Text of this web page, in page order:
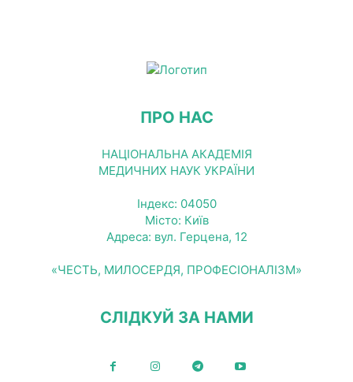
ПРО НАС
НАЦІОНАЛЬНА АКАДЕМІЯ
МЕДИЧНИХ НАУК УКРАЇНИ
Індекс: 04050
Місто: Київ
Адреса: вул. Герцена, 12
«ЧЕСТЬ, МИЛОСЕРДЯ, ПРОФЕСІОНАЛІЗМ»
СЛІДКУЙ ЗА НАМИ